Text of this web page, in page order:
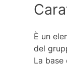
È un
del
La